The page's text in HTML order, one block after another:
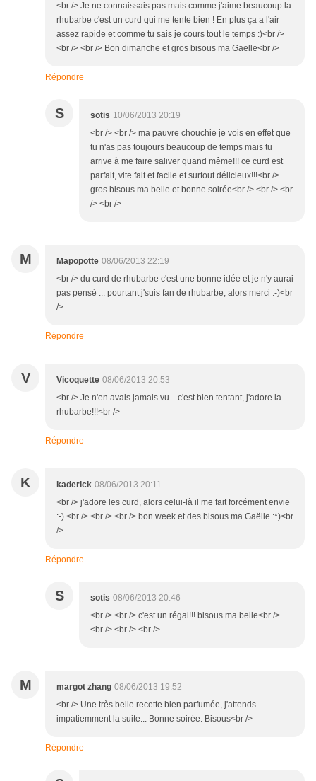
<br /> Je ne connaissais pas mais comme j'aime beaucoup la
rhubarbe c'est un curd qui me tente bien ! En plus ça a l'air
assez rapide et comme tu sais je cours tout le temps :)<br />
<br /> <br /> Bon dimanche et gros bisous ma Gaelle<br />
Répondre
S sotis 10/06/2013 20:19
<br /> <br /> ma pauvre chouchie je vois en effet que
tu n'as pas toujours beaucoup de temps mais tu
arrive à me faire saliver quand même!!! ce curd est
parfait, vite fait et facile et surtout délicieux!!!<br />
gros bisous ma belle et bonne soirée<br /> <br /> <br
/> <br />
M Mapopotte 08/06/2013 22:19
<br /> du curd de rhubarbe c'est une bonne idée et je n'y aurai
pas pensé ... pourtant j'suis fan de rhubarbe, alors merci :-)<br
/>
Répondre
V Vicoquette 08/06/2013 20:53
<br /> Je n'en avais jamais vu... c'est bien tentant, j'adore la
rhubarbe!!!<br />
Répondre
K kaderick 08/06/2013 20:11
<br /> j'adore les curd, alors celui-là il me fait forcément envie
:-) <br /> <br /> <br /> bon week et des bisous ma Gaëlle :*)<br
/>
Répondre
S sotis 08/06/2013 20:46
<br /> <br /> c'est un régal!!! bisous ma belle<br />
<br /> <br /> <br />
M margot zhang 08/06/2013 19:52
<br /> Une très belle recette bien parfumée, j'attends
impatiemment la suite... Bonne soirée. Bisous<br />
Répondre